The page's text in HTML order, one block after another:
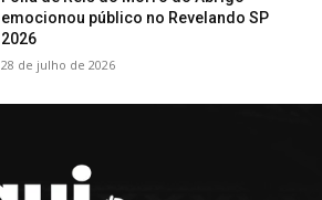
emocionou público no Revelando SP
2026
28 de julho de 2026